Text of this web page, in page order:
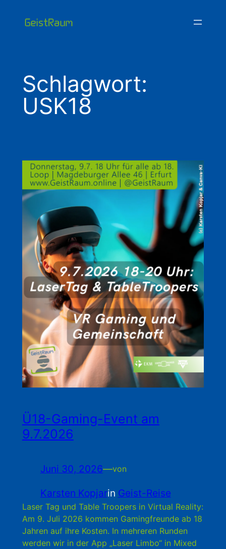
Inhalt
Schlagwort:
USK18
Ü18-Gaming-Event am
9.7.2026
Juni 30, 2026—von
Karsten Kopjarin Geist-Reise
Laser Tag und Table Troopers in Virtual Reality:
Am 9. Juli 2026 kommen Gamingfreunde ab 18
Jahren auf ihre Kosten. In mehreren Runden
werden wir in der App „Laser Limbo“ in Mixed